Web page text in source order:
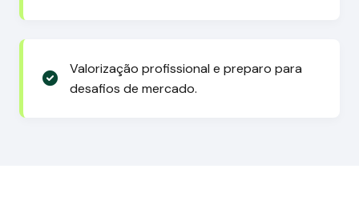
Valorização profissional e preparo para
desafios de mercado.